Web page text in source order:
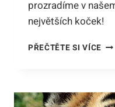
prozradíme v
největších koček!
PŘEČTĚTE SI VÍCE